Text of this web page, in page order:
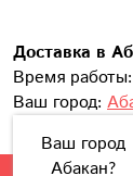
Доставка в
Время
Ваш город:
Ваш город
Абакан?